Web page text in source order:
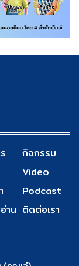
าน
กิจกรรม
Video
Podcast
ติดต่อเรา